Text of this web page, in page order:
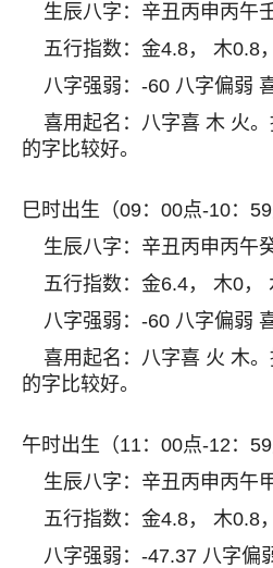
生辰八字：辛丑丙申丙午
五行指数：金4.8， 木0.8
八字强弱：-60 八字偏弱
喜用起名：八字喜 木 火
的字比较好。
巳时出生（09：00点-10：59
生辰八字：辛丑丙申丙午
五行指数：金6.4， 木0，
八字强弱：-60 八字偏弱
喜用起名：八字喜 火 木
的字比较好。
午时出生（11：00点-12：59
生辰八字：辛丑丙申丙午
五行指数：金4.8， 木0.8
八字强弱：-47.37 八字偏